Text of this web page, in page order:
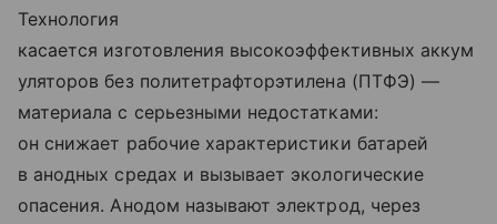
Технология
касается изготовления высокоэффективных аккум
уляторов без политетрафторэтилена (ПТФЭ) —
материала с серьезными недостатками:
он снижает рабочие характеристики батарей
в анодных средах и вызывает экологические
опасения. Анодом называют электрод, через